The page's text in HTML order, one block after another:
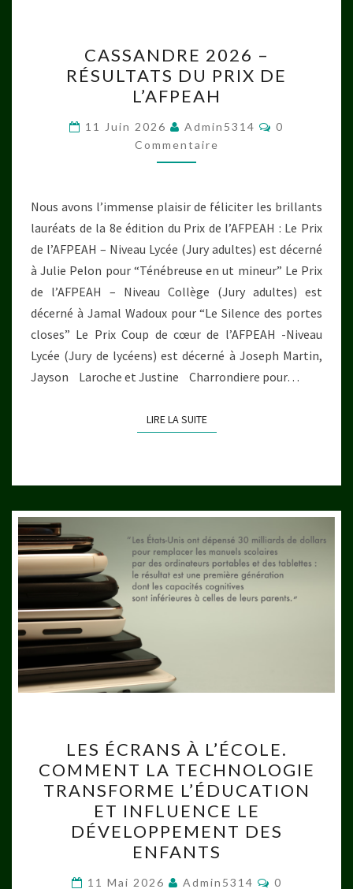
2026
–
RÉSULTATS
DU
PRIX
DE
CASSANDRE 2026 –
RÉSULTATS DU PRIX DE
L’AFPEAH
11 Juin 2026 Admin5314
0
Commentaire
Nous avons l’immense plaisir de féliciter les brillants
lauréats de la 8e édition du Prix de l’AFPEAH : Le Prix
de l’AFPEAH – Niveau Lycée (Jury adultes) est décerné
à Julie Pelon pour “Ténébreuse en ut mineur” Le Prix
de l’AFPEAH – Niveau Collège (Jury adultes) est
décerné à Jamal Wadoux pour “Le Silence des portes
closes” Le Prix Coup de cœur de l’AFPEAH -Niveau
Lycée (Jury de lycéens) est décerné à Joseph Martin,
Jayson Laroche et Justine Charrondiere pour…
LIRE LA SUITELIRE LA SUITE
ÉCRANS
À
L’ÉCOLE.
COMMENT
LA
TECHNOLOGIE
TRANSFORME
LES ÉCRANS À L’ÉCOLE.
COMMENT LA TECHNOLOGIE
TRANSFORME L’ÉDUCATION
ET INFLUENCE LE
DÉVELOPPEMENT DES
ENFANTS
11 Mai 2026 Admin5314 0